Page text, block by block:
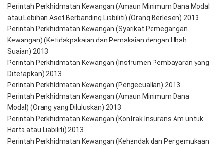
Perintah Perkhidmatan Kewangan (Amaun Minimum Dana Modal
atau Lebihan Aset Berbanding Liabiliti) (Orang Berlesen) 2013
Perintah Perkhidmatan Kewangan (Syarikat Pemegangan
Kewangan) (Ketidakpakaian dan Pemakaian dengan Ubah
Suaian) 2013
Perintah Perkhidmatan Kewangan (Instrumen Pembayaran yang
Ditetapkan) 2013
Perintah Perkhidmatan Kewangan (Pengecualian) 2013
Perintah Perkhidmatan Kewangan (Amaun Minimum Dana
Modal) (Orang yang Diluluskan) 2013
Perintah Perkhidmatan Kewangan (Kontrak Insurans Am untuk
Harta atau Liabiliti) 2013
Perintah Perkhidmatan Kewangan (Kehendak dan Pengemukaan